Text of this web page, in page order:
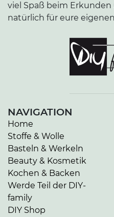
viel Spaß beim
natürlich für eure
NAVIGATION
Home
Stoffe & Wolle
Basteln & Werkeln
Beauty & Kosmetik
Kochen & Backen
Werde Teil der DIY-
family
DIY Shop